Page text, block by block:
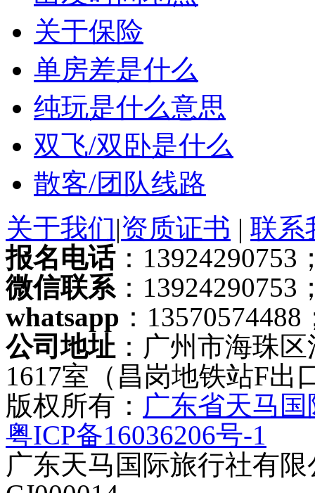
关于保险
单房差是什么
纯玩是什么意思
双飞/双卧是什么
散客/团队线路
关于我们|资质证书 | 联系
报名电话：13924290753
微信联系：13924290753
whatsapp ：13570574488
公司地址 ：广州市海珠
1617室（昌岗地铁站F出
版权所有： 广东省天马
粤ICP备16036206号-1
广东天马国际旅行社有